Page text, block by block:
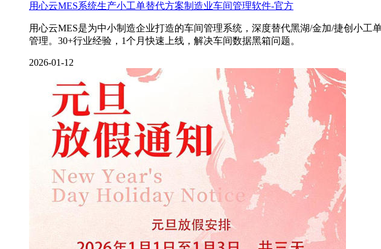
用心云MES系统生产小工单替代方案制造业车间管理软件-官方
用心云MES是为中小制造企业打造的车间管理系统，深度替代黑湖/金加/捷创小
管理。30+行业经验，1个月快速上线，解决车间数据黑箱问题。
2026-01-12